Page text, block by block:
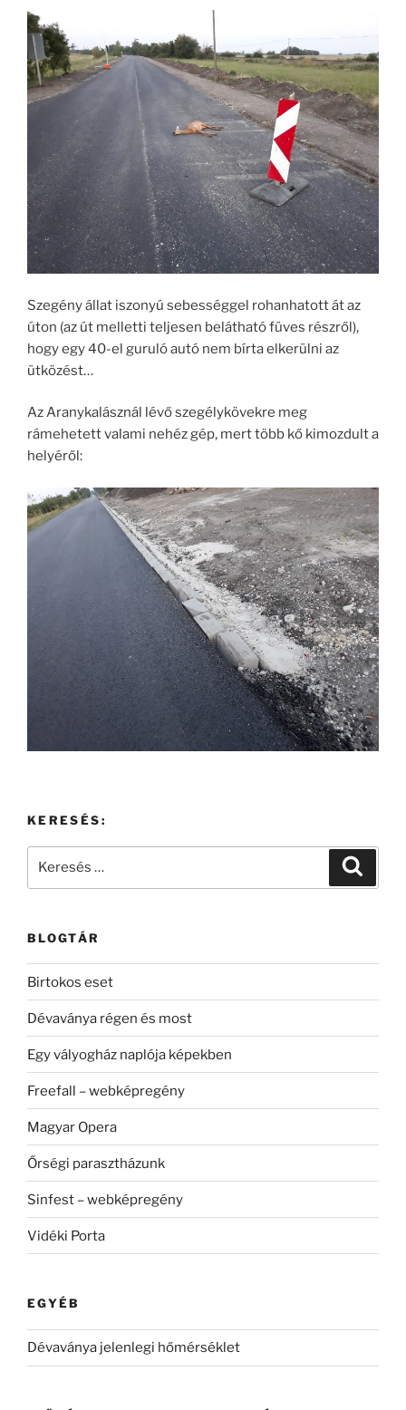
Szegény állat iszonyú sebességgel rohanhatott át az
úton (az út melletti teljesen belátható füves részről),
hogy egy 40-el guruló autó nem bírta elkerülni az
ütközést…
Az Aranykalásznál lévő szegélykövekre meg
rámehetett valami nehéz gép, mert több kő kimozdult a
helyéről:
KERESÉS:
BLOGTÁR
Birtokos eset
Dévaványa régen és most
Egy vályogház naplója képekben
Freefall – webképregény
Magyar Opera
Őrségi parasztházunk
Sinfest – webképregény
Vidéki Porta
EGYÉB
Dévaványa jelenlegi hőmérséklet